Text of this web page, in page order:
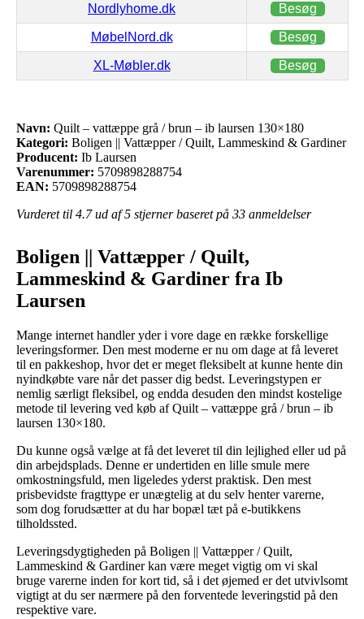
Nordlyhome.dk Besøg
MøbelNord.dk Besøg
XL-Møbler.dk Besøg
Navn: Quilt – vattæppe grå / brun – ib laursen 130×180
Kategori: Boligen || Vattæpper / Quilt, Lammeskind & Gardiner
Producent: Ib Laursen
Varenummer: 5709898288754
EAN: 5709898288754
Vurderet til 4.7ud af 5 stjerner baseret på 33 anmeldelser
Boligen || Vattæpper / Quilt,
Lammeskind & Gardiner fra Ib
Laursen
Mange internet handler yder i vore dage en række forskellige
leveringsformer. Den mest moderne er nu om dage at få leveret
til en pakkeshop, hvor det er meget fleksibelt at kunne hente din
nyindkøbte vare når det passer dig bedst. Leveringstypen er
nemlig særligt fleksibel, og endda desuden den mindst kostelige
metode til levering ved køb af Quilt – vattæppe grå / brun – ib
laursen 130×180.
Du kunne også vælge at få det leveret til din lejlighed eller ud på
din arbejdsplads. Denne er undertiden en lille smule mere
omkostningsfuld, men ligeledes yderst praktisk. Den mest
prisbevidste fragttype er unægtelig at du selv henter varerne,
som dog forudsætter at du har bopæl tæt på e-butikkens
tilholdssted.
Leveringsdygtigheden på Boligen || Vattæpper / Quilt,
Lammeskind & Gardiner kan være meget vigtig om vi skal
bruge varerne inden for kort tid, så i det øjemed er det utvivlsomt
vigtigt at du ser nærmere på den forventede leveringstid på den
respektive vare.